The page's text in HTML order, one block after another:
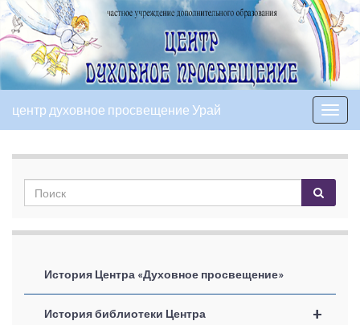
Вкл/
выкл
центр духовное просвещение Урай
История Центра «Духовное просвещение»
+
История библиотеки Центра